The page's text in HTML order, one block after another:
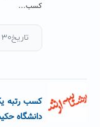
کسب...
تاریخ۳۰ خرداد ۱۳۹۵
کسب رتبه
دانشگاه